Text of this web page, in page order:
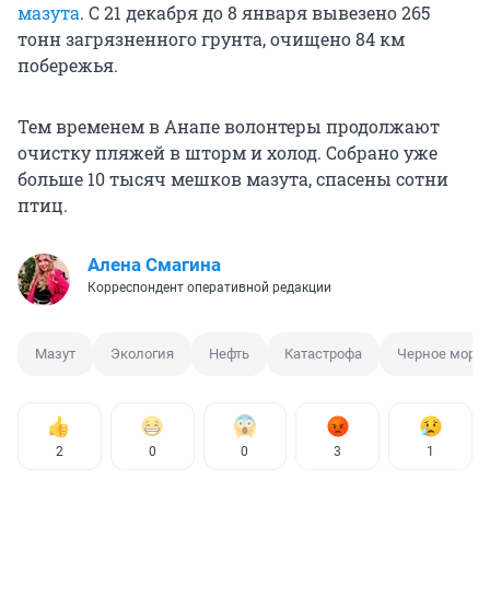
мазута. С 21 декабря до 8 января вывезено 265
тонн загрязненного грунта, очищено 84 км
побережья.
Тем временем в Анапе волонтеры продолжают
очистку пляжей в шторм и холод. Собрано уже
больше 10 тысяч мешков мазута, спасены сотни
птиц.
Алена Смагина
Корреспондент оперативной редакции
Мазут Экология Нефть Катастрофа Черное море
2 0 0 3 1